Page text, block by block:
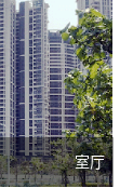
室厅